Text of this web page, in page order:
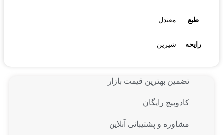
طبع معتدل
رایحه شیرین
تضمین بهترین قیمت بازار
کادوپیچ رایگان
مشاوره و پشتیبانی آنلاین